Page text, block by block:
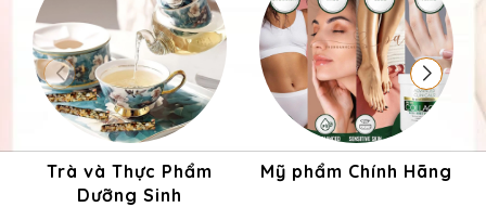
Trà và Thực Phẩm
Dưỡng Sinh
Mỹ phẩm Chính Hãng